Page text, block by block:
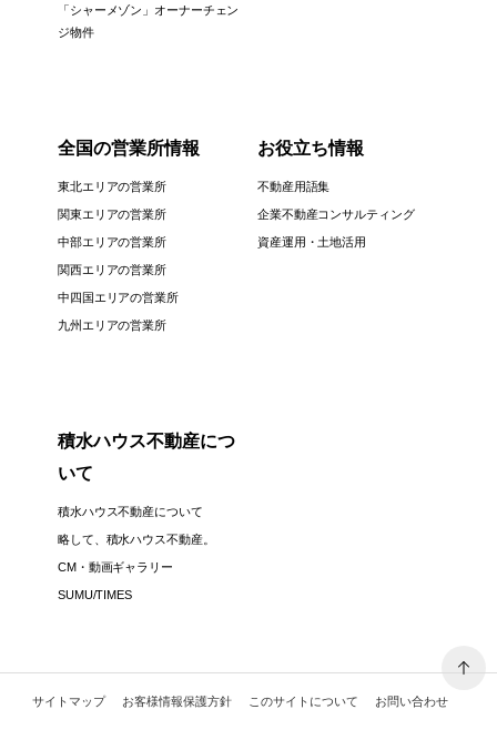
「シャーメゾン」オーナーチェン
ジ物件
全国の営業所情報
東北エリアの営業所
関東エリアの営業所
中部エリアの営業所
関西エリアの営業所
中四国エリアの営業所
九州エリアの営業所
お役立ち情報
不動産用語集
企業不動産コンサルティング
資産運用・土地活用
積水ハウス不動産につ
いて
積水ハウス不動産について
略して、積水ハウス不動産。
CM・動画ギャラリー
SUMU/TIMES
サイトマップ お客様情報保護方針 このサイトについて お問い合わせ